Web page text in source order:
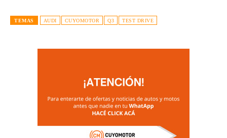
TEMAS AUDI CUYOMOTOR Q3 TEST DRIVE